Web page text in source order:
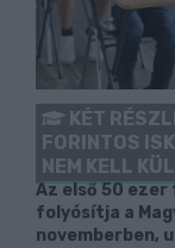
KÉT
FORINTOS
NEM KELL
Az első 50
folyósítja a
novemberben,